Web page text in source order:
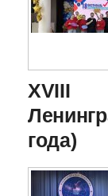
XVIII
года)